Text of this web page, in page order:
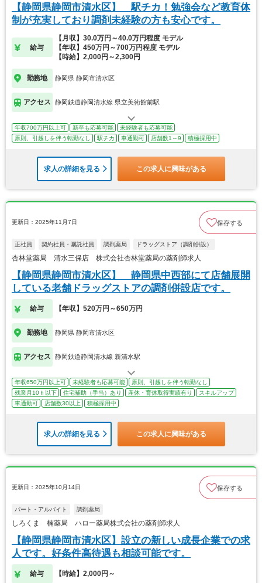
【静岡県静岡市清水区】 駅チカ！勉強会など教育体
制が充実しており調剤未経験の方も安心です。
給与
【月収】30.0万円～40.0万円程度 モデル
【年収】450万円～700万円程度 モデル
【時給】2,000円～2,300円
勤務地 静岡県 静岡市清水区
アクセス 静岡鉄道静岡清水線 県立美術館前駅
年収700万円以上可 新卒も応募可能
未経験者も応募可能
原則、引越しを伴う転勤なし
駅チカ 車通勤可 店舗数1～9 積極採用中
求人の詳細を見る この求人に興味がある
更新日：2025年11月7日 保存する
正社員 契約社員・嘱託社員 調剤薬局 ドラッグストア（調剤併設）
杏林堂薬局 清水三保店 株式会社杏林堂薬局の薬剤師求人
【静岡県静岡市清水区】 静岡県中西部にて店舗展開
している老舗ドラッグストアの調剤併設店です。
給与 【年収】520万円～650万円
勤務地 静岡県 静岡市清水区
アクセス 静岡鉄道静岡清水線 新清水駅
年収650万円以上可 未経験者も応募可能
原則、引越しを伴う転勤なし
残業月10ｈ以下
住宅補助（手当）あり 産休・育休取得実績有り
スキルアップ
車通勤可
店舗数30以上 積極採用中
求人の詳細を見る この求人に興味がある
更新日：2025年10月14日 保存する
パート・アルバイト 調剤薬局
しろくま 楠薬局 ハロー薬局株式会社の薬剤師求人
【静岡県静岡市清水区】設立の新しい成長企業での求
人です。好条件高待遇も相談可能です。
給与 【時給】2,000円～